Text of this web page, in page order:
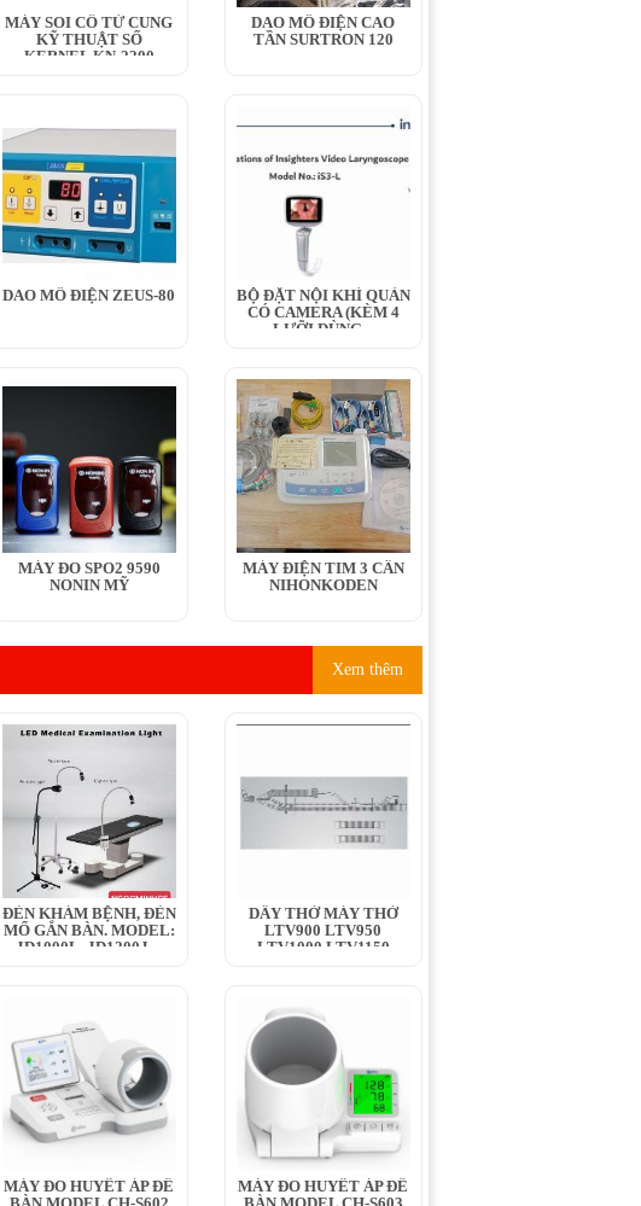
MÁY SOI CỔ TỬ CUNG
KỸ THUẬT SỐ
KERNEL KN-2200
DAO MỔ ĐIỆN CAO
TẦN SURTRON 120
DAO MỔ ĐIỆN ZEUS-80
BỘ ĐẶT NỘI KHÍ QUẢN
CÓ CAMERA (KÈM 4
LƯỠI DÙNG...
MÁY ĐO SPO2 9590
NONIN MỸ
MÁY ĐIỆN TIM 3 CẦN
NIHONKODEN
Xem thêm
ĐÈN KHÁM BỆNH, ĐÈN
MỔ GẮN BÀN. MODEL:
JD1000L, JD1200J,...
DÂY THỞ MÁY THỞ
LTV900 LTV950
LTV1000 LTV1150
MÁY ĐO HUYẾT ÁP ĐỂ
MÁY ĐO HUYẾT ÁP ĐỂ